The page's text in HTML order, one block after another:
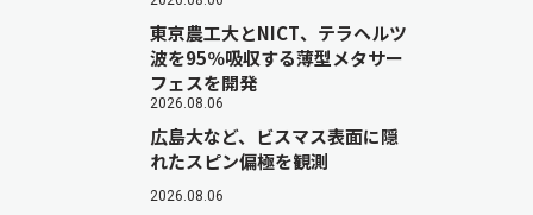
東京農工大とNICT、テラヘルツ
波を95％吸収する薄型メタサー
フェスを開発
2026.08.06
広島大など、ビスマス表面に隠
れたスピン偏極を観測
2026.08.06